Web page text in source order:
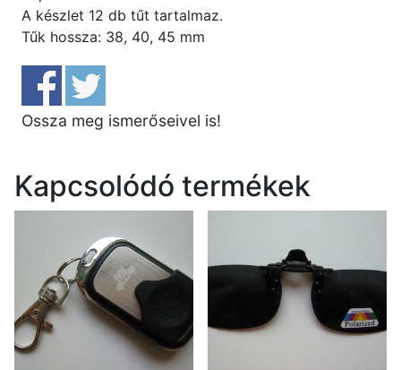
A készlet 12 db tűt tartalmaz.
Tűk hossza: 38, 40, 45 mm
Ossza meg ismerőseivel is!
Kapcsolódó termékek